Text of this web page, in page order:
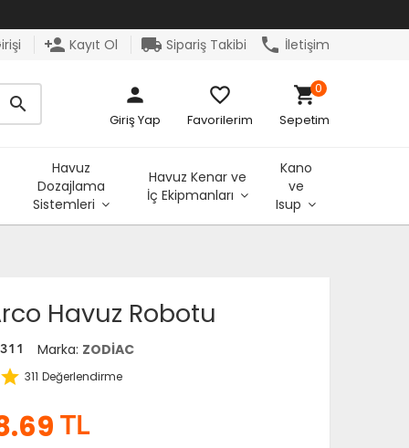
person_add Kayıt Ol local_shipping Sipariş Takibi phone İletişim
search person
Giriş Yap
favorite_border
Favorilerim
shopping_cart
Sepetim
0
Havuz
Dozajlama
Sistemleri
Havuz Kenar ve
İç Ekipmanları
Kano
ve
Isup
Havuz Robotu
Marka: ZODİAC
311 Değerlendirme
TL